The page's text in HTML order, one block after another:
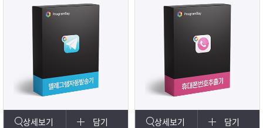
상세보기 담기 상세보기 담기